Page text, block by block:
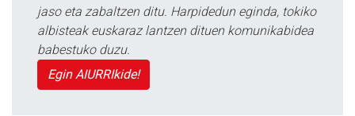
jaso eta zabaltzen ditu. Harpidedun eginda, tokiko
albisteak euskaraz lantzen dituen komunikabidea
babestuko duzu.
Egin AIURRIkide!